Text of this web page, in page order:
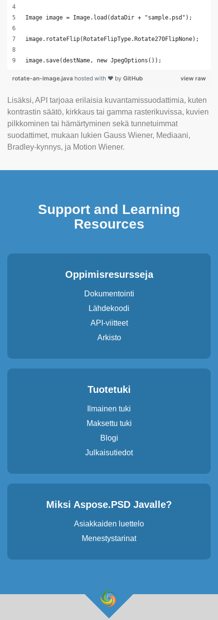
Image image = Image.load(dataDir + "sample.psd");
image.rotateFlip(RotateFlipType.Rotate270FlipNone);
image.save(destName, new JpegOptions());
view raw
rotate-an-image.java hosted with ❤ by GitHub
Lisäksi, API tarjoaa erilaisia kuvantamissuodattimia, kuten
kontrastin säätö, kirkkaus tai gamma rasterikuvissa, kuvien
pilkkominen tai hämärtyminen sekä tunnetuimmat
suodattimet, mukaan lukien Gauss Wiener, Mediaani,
Bradley-kynnys, ja Motion Wiener.
Support and Learning
Resources
Oppimisresursseja
Dokumentointi
Lähdekoodi
API-viitteet
Arkisto
Tuotetuki
Ilmainen tuki
Maksettu tuki
Blogi
Julkaisutiedot
Miksi Aspose.PSD Javalle?
Asiakkaiden luettelo
Menestystarinat